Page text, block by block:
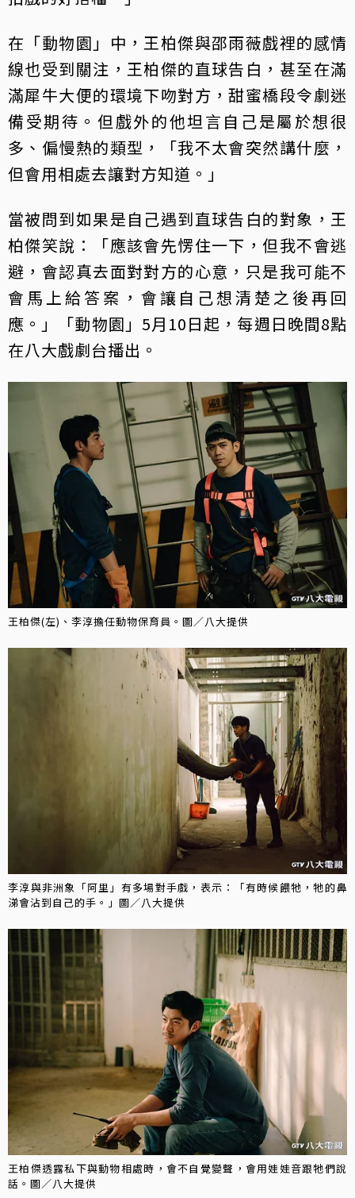
在「動物園」中，王柏傑與邵雨薇戲裡的感情
線也受到關注，王柏傑的直球告白，甚至在滿
滿犀牛大便的環境下吻對方，甜蜜橋段令劇迷
備受期待。但戲外的他坦言自己是屬於想很
多、偏慢熱的類型，「我不太會突然講什麼，
但會用相處去讓對方知道。」
當被問到如果是自己遇到直球告白的對象，王
柏傑笑說：「應該會先愣住一下，但我不會逃
避，會認真去面對對方的心意，只是我可能不
會馬上給答案，會讓自己想清楚之後再回
應。」「動物園」5月10日起，每週日晚間8點
在八大戲劇台播出。
王柏傑(左)、李淳擔任動物保育員。圖／八大提供
李淳與非洲象「阿里」有多場對手戲，表示：「有時候餵牠，牠的鼻
涕會沾到自己的手。」圖／八大提供
王柏傑透露私下與動物相處時，會不自覺變聲，會用娃娃音跟牠們說
話。圖／八大提供